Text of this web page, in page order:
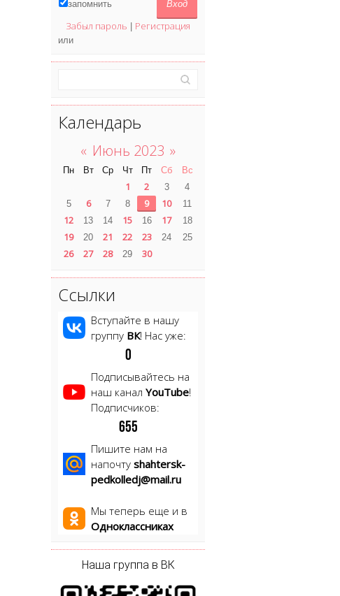
запомнить
Забыл пароль Регистрация
или
Календарь
« Июнь 2023 »
Пн Вт Ср Чт Пт Сб Вс
1 2 3
4
5
6 7 8 9 10 11
12 13 14 15 16 17 18
19 20 21 22 23 24 25
26 27 28 29 30
Ссылки
Вступайте в нашу
группу ВК! Нас уже:
0
Подписывайтесь на
наш канал YouTube!
Подписчиков:
655
Пишите нам на
напочту shahtersk-
pedkolledj@mail.ru
Мы теперь еще и в
Одноклассниках
Наша группа в ВК